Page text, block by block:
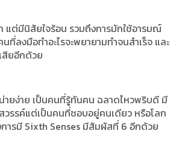
แต่มีนิสัยใจร้อน รวมถึงการมักใช้อารมณ์
ที่ลงมือทำอะไรจะพยายามทำจนสำเร็จ และ
สียอีกด้วย
ายง่าย เป็นคนที่รู้ทันคน ฉลาดไหวพริบดี มี
รรค์แต่เป็นคนที่ชอบอยู่คนเดียว หรือโลก
ารมี Sixth Senses มีสัมผัสที่ 6 อีกด้วย